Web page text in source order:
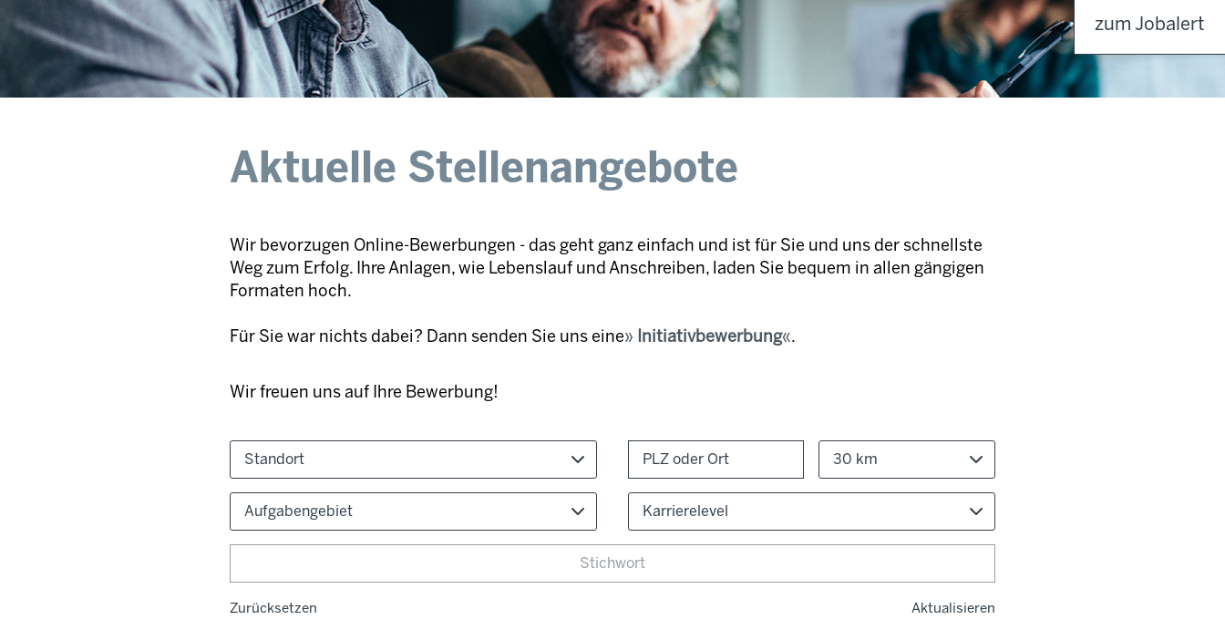
Aktuelle Stellenangebote
Wir bevorzugen Online-Bewerbungen - das geht ganz einfach und ist für Sie und uns der schnellste
Weg zum Erfolg. Ihre Anlagen, wie Lebenslauf und Anschreiben, laden Sie bequem in allen gängigen
Formaten hoch.
Für Sie war nichts dabei? Dann senden Sie uns eine Initiativbewerbung .
Wir freuen uns auf Ihre Bewerbung!
Standort 30 km
Aufgabengebiet Karrierelevel
Zurücksetzen Aktualisieren
zum Jobalert